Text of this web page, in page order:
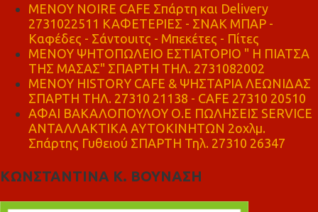
MENOY NOIRE CAFE Σπάρτη και Delivery
2731022511 ΚΑΦΕΤΕΡΙΕΣ - ΣΝΑΚ ΜΠΑΡ -
Καφέδες - Σάντουιτς - Μπεκέτες - Πίτες
ΜΕΝΟΥ ΨΗΤΟΠΩΛΕΙΟ ΕΣΤΙΑΤΟΡΙΟ " Η ΠΙΑΤΣΑ
ΤΗΣ ΜΑΣΑΣ" ΣΠΑΡΤΗ ΤΗΛ. 2731082002
ΜΕΝΟΥ HISTORY CAFE & ΨΗΣΤΑΡΙΑ ΛΕΩΝΙΔΑΣ
ΣΠΑΡΤΗ ΤΗΛ. 27310 21138 - CAFE 27310 20510
ΑΦΑΙ ΒΑΚΑΛΟΠΟΥΛΟΥ Ο.Ε ΠΩΛΗΣΕΙΣ SERVICE
ΑΝΤΑΛΛΑΚΤΙΚΑ ΑΥΤΟΚΙΝΗΤΩΝ 2οχλμ.
Σπάρτης Γυθειού ΣΠΑΡΤΗ Τηλ. 27310 26347
ΚΩΝΣΤΑΝΤΙΝΑ Κ. ΒΟΥΝΑΣΗ